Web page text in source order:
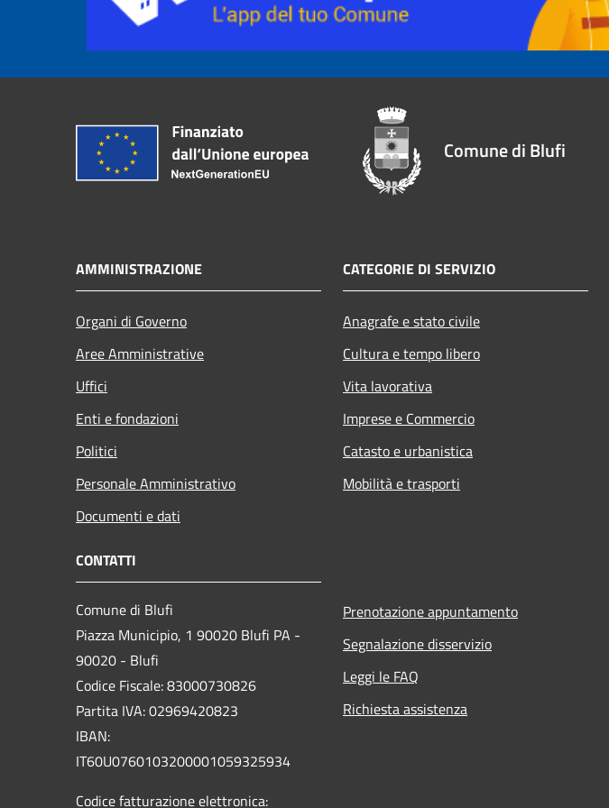
Comune di Blufi
AMMINISTRAZIONE
Organi di Governo
Aree Amministrative
Uffici
Enti e fondazioni
Politici
Personale Amministrativo
Documenti e dati
CATEGORIE DI SERVIZIO
Anagrafe e stato civile
Cultura e tempo libero
Vita lavorativa
Imprese e Commercio
Catasto e urbanistica
Mobilità e trasporti
CONTATTI
Comune di Blufi
Piazza Municipio, 1 90020 Blufi PA -
90020 - Blufi
Codice Fiscale: 83000730826
Partita IVA: 02969420823
IBAN:
IT60U0760103200001059325934
Codice fatturazione elettronica:
Prenotazione appuntamento
Segnalazione disservizio
Leggi le FAQ
Richiesta assistenza